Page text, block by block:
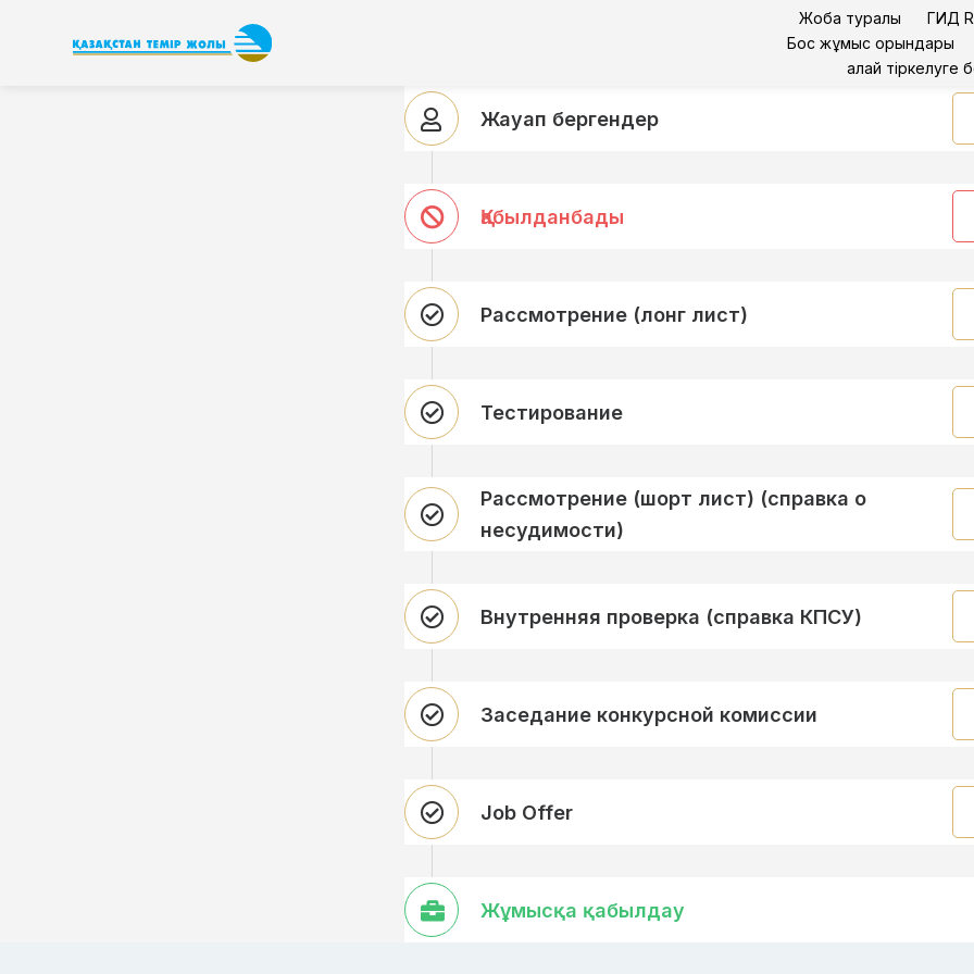
Жоба туралы
ГИД
Бос жұмыс орындары
Қалай тіркелуге
Жауап бергендер
Қабылданбады
Рассмотрение (лонг лист)
Тестирование
Рассмотрение (шорт лист) (справка о
несудимости)
Внутренняя проверка (справка КПСУ)
Заседание конкурсной комиссии
Job Offer
Жұмысқа қабылдау